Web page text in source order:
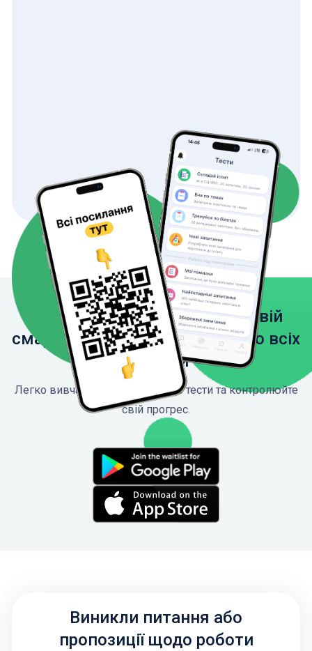
Завантажте застосунок на свій
смартфон, щоб мати доступ до всіх
функцій
Легко вивчайте ПДР, проходьте тести та контролюйте
свій прогрес.
Виникли питання або
пропозиції щодо роботи